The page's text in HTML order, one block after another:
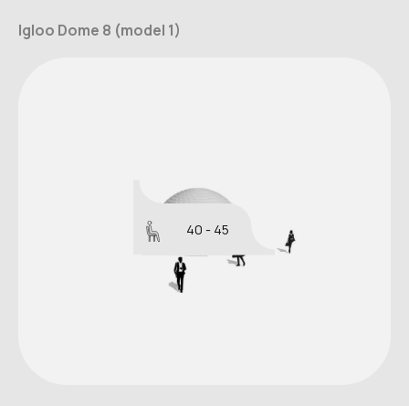
Igloo Dome 8 (model 1)
40 - 45